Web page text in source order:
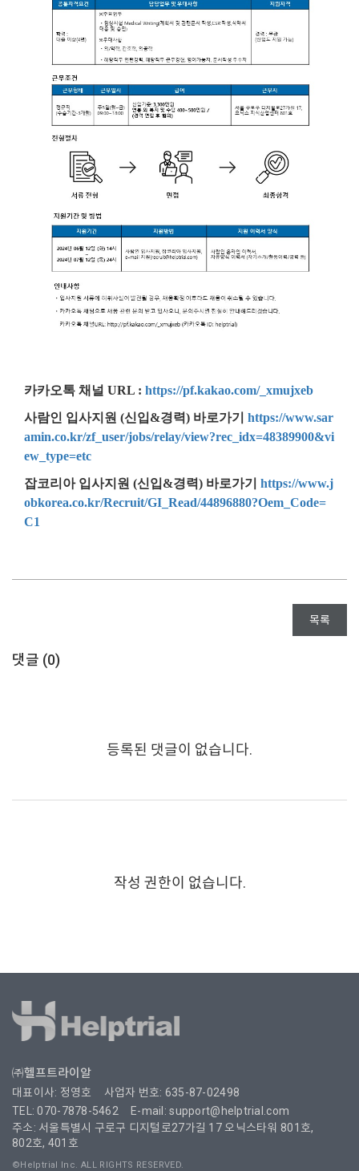
카카오톡 채널 URL : https://pf.kakao.com/_xmujxeb
사람인 입사지원 (신입&경력) 바로가기 https://www.sar
amin.co.kr/zf_user/jobs/relay/view?rec_idx=48389900&vi
ew_type=etc
잡코리아 입사지원 (신입&경력) 바로가기 https://www.j
obkorea.co.kr/Recruit/GI_Read/44896880?Oem_Code=
C1
목록
댓글 (0)
등록된 댓글이 없습니다.
작성 권한이 없습니다.
㈜헬프트라이알
대표이사: 정영호
사업자 번호: 635-87-02498
TEL: 070-7878-5462
E-mail: support@helptrial.com
주소: 서울특별시 구로구 디지털로27가길 17 오닉스타워 801호,
802호, 401호
©Helptrial Inc. ALL RIGHTS RESERVED.